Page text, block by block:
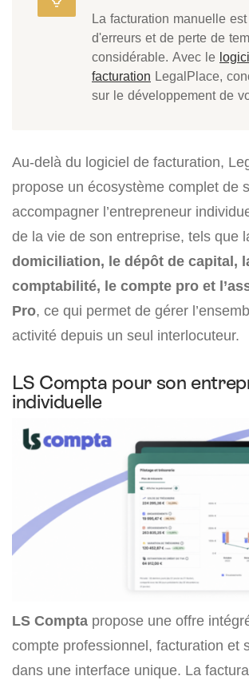
La facturation manuelle
d'erreurs et de perte de
considérable. Avec le
facturation LegalPlace,
sur le développement de
Au-delà du logiciel de facturation,
propose un écosystème complet de
accompagner l’entrepreneur
de la vie de son entreprise, tels que
domiciliation, le dépôt de capital,
comptabilité, le compte pro et
Pro, ce qui permet de gérer
activité depuis un seul interlocuteur.
LS Compta pour son
individuelle
LS Compta propose une offre
compte professionnel, facturation et
dans une interface unique. La